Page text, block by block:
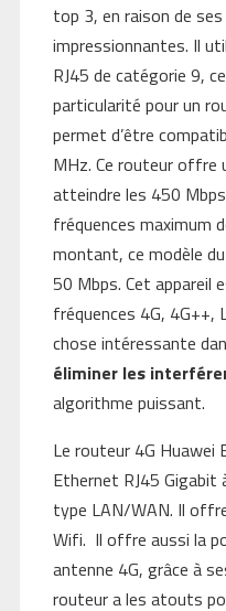
top 3, en raison de
impressionnantes. Il
RJ45 de catégorie 9,
particularité pour un
permet d’être
MHz. Ce routeur offre
atteindre les 450
fréquences maximum
montant, ce modèle
50 Mbps. Cet appareil
fréquences 4G, 4G++,
chose intéressante
éliminer les
algorithme puissant.
Le routeur 4G
Ethernet RJ45 Gigabit
type LAN/WAN. Il
Wifi. Il offre aussi la
antenne 4G, grâce à
routeur a les atouts